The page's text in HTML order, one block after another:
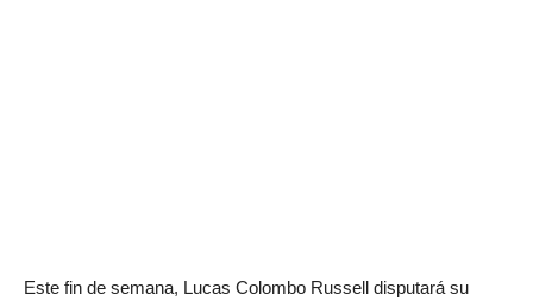
Este fin de semana, Lucas Colombo Russell disputará su